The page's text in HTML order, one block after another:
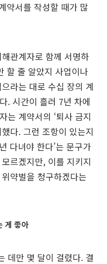
약서를 작성할 때가 많
관계자로 함께 서명하
할 줄 알았지 사업이나
라는 대로 수십 장의 계
. 시간이 흘러 7년 차에
는 계약서의 ‘퇴사 금지
다. 그런 조항이 있는지
다녀야 한다’는 문구가
르겠지만, 이를 지키지
약벌을 청구하겠다는
게 좋아
데만 몇 달이 걸렸다. 결